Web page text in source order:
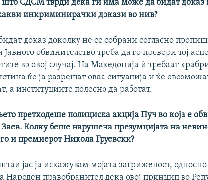
СДСМ тврди дека ги има може да бидат доказ
инкриминирачки докази во нив?
доказ доколку не се собрани согласно
Јавното обвинителство треба да го провери тој
во овој случај. На Македонија ѝ требаат
ќе ја разрешат оваа ситуација и ќе
а институциите полесно да работат.
претходеше полициска акција Пуч во која е
Колку беше нарушена презумцијата на
и премиерот Никола Груевски?
јас ја искажувам мојата загриженост,
Народен правобранител дека овој принцип во